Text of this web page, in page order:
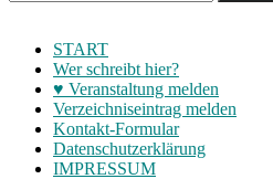
START
Wer schreibt hier?
♥ Veranstaltung melden
Verzeichniseintrag melden
Kontakt-Formular
Datenschutzerklärung
IMPRESSUM